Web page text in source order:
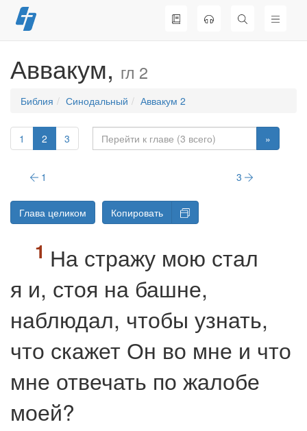
Перейти
к
Аввакум, гл 2
Библия Синодальный Аввакум 2
1 2 3 »
1 3
Глава целиком Копировать
На стражу мою стал
я и, стоя на башне,
наблюдал, чтобы узнать,
что скажет Он во мне и что
мне отвечать по жалобе
моей?